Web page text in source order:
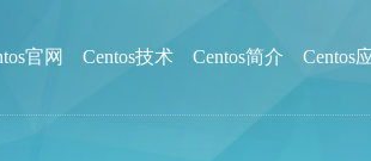
官网 Centos技术 Centos简介 Centos